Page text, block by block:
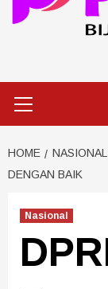
HOME NASIONAL
DENGAN BAIK
Nasional